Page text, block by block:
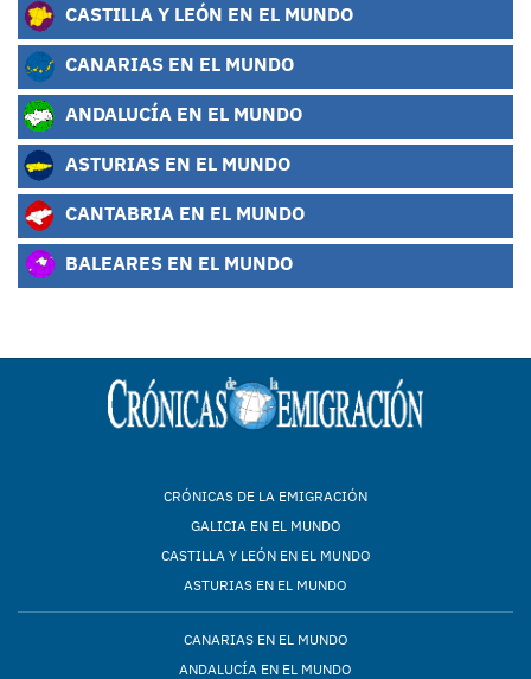
CASTILLA Y LEÓN EN EL MUNDO
CANARIAS EN EL MUNDO
ANDALUCÍA EN EL MUNDO
ASTURIAS EN EL MUNDO
CANTABRIA EN EL MUNDO
BALEARES EN EL MUNDO
CRÓNICAS DE LA EMIGRACIÓN
GALICIA EN EL MUNDO
CASTILLA Y LEÓN EN EL MUNDO
ASTURIAS EN EL MUNDO
CANARIAS EN EL MUNDO
ANDALUCÍA EN EL MUNDO